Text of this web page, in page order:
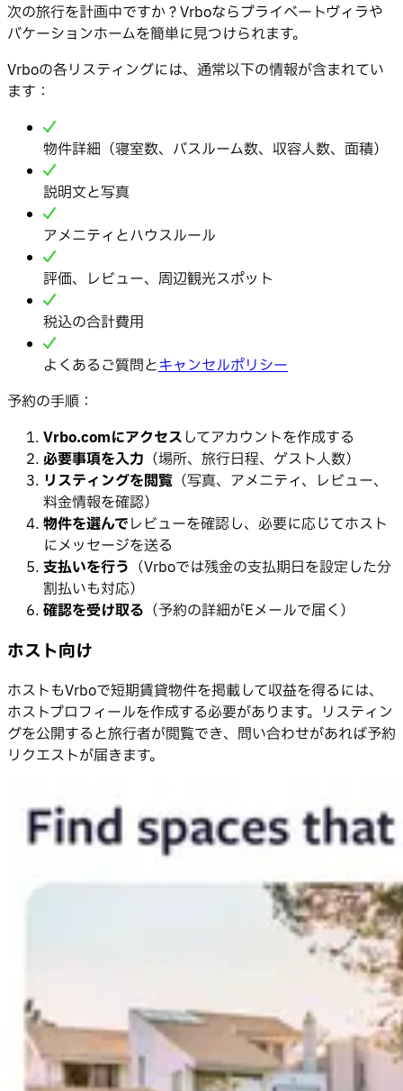
次の旅行を計画中ですか？Vrboならプライベートヴィラや
バケーションホームを簡単に見つけられます。
Vrboの各リスティングには、通常以下の情報が含まれてい
ます：
物件詳細（寝室数、バスルーム数、収容人数、面積）
説明文と写真
アメニティとハウスルール
評価、レビュー、周辺観光スポット
税込の合計費用
よくあるご質問とキャンセルポリシー
予約の手順：
Vrbo.comにアクセス してアカウントを作成する
必要事項を入力 （場所、旅行日程、ゲスト人数）
リスティングを閲覧 （写真、アメニティ、レビュー、
料金情報を確認）
物件を選んでレビューを確認し、必要に応じてホスト
にメッセージを送る
支払いを行う （Vrboでは残金の支払期日を設定した分
割払いも対応）
確認を受け取る （予約の詳細がEメールで届く）
ホスト向け
ホストもVrboで短期賃貸物件を掲載して収益を得るには、
ホストプロフィールを作成する必要があります。リスティン
グを公開すると旅行者が閲覧でき、問い合わせがあれば予約
リクエストが届きます。